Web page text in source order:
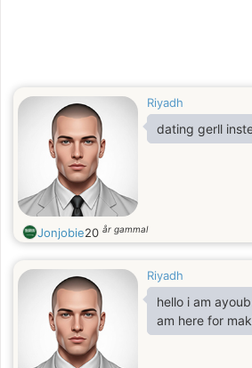
Riyadh
dating gerll
Jonjobie20 år gammal
Riyadh
hello i am
am here for